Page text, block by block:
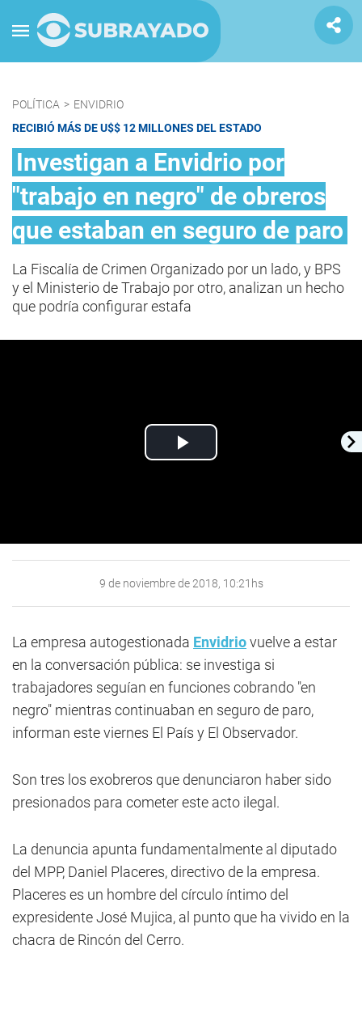
POLÍTICA > ENVIDRIO
RECIBIÓ MÁS DE U$$ 12 MILLONES DEL ESTADO
Investigan a Envidrio por
"trabajo en negro" de obreros
que estaban en seguro de paro
La Fiscalía de Crimen Organizado por un lado, y BPS
y el Ministerio de Trabajo por otro, analizan un hecho
que podría configurar estafa
Play
9 de noviembre de 2018, 10:21hs
La empresa autogestionada Envidriovuelve a estar
en la conversación pública: se investiga si
trabajadores seguían en funciones cobrando "en
negro" mientras continuaban en seguro de paro,
informan este viernes El País y El Observador.
Son tres los exobreros que denunciaron haber sido
presionados para cometer este acto ilegal.
La denuncia apunta fundamentalmente al diputado
del MPP, Daniel Placeres, directivo de la empresa.
Placeres es un hombre del círculo íntimo del
expresidente José Mujica, al punto que ha vivido en la
chacra de Rincón del Cerro.